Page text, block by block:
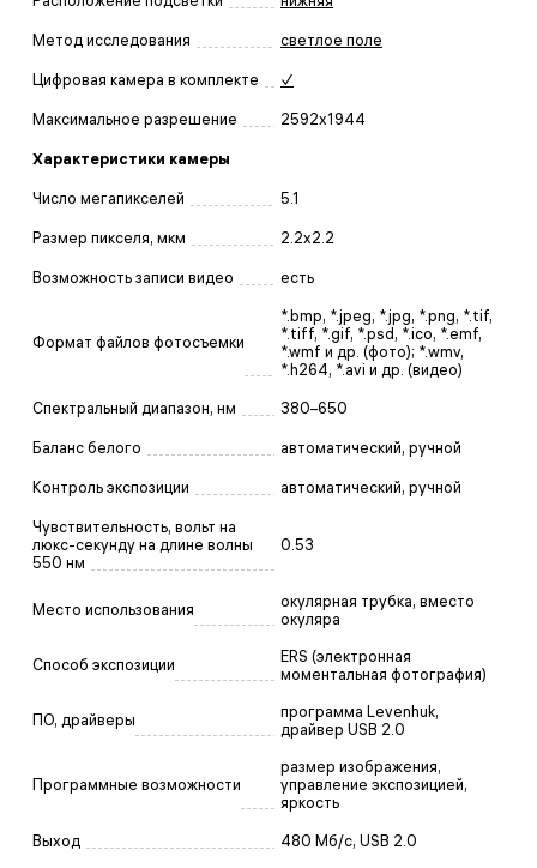
Метод исследования светлое поле
Цифровая камера в комплекте ✓
Максимальное разрешение 2592x1944
Характеристики камеры
Число мегапикселей 5.1
Размер пикселя, мкм 2.2x2.2
Возможность записи видео есть
Формат файлов фотосъемки
*.bmp, *.jpeg, *.jpg, *.png, *.tif,
*.tiff, *.gif, *.psd, *.ico, *.emf,
*.wmf и др. (фото); *.wmv,
*.h264, *.avi и др. (видео)
Спектральный диапазон, нм 380–650
Баланс белого автоматический, ручной
Контроль экспозиции автоматический, ручной
Чувствительность, вольт на
люкc-секунду на длине волны
550 нм
0.53
Место использования
окулярная трубка, вместо
окуляра
Способ экспозиции
ERS (электронная
моментальная фотография)
ПО, драйверы
программа Levenhuk,
драйвер USB 2.0
Программные возможности
размер изображения,
управление экспозицией,
яркость
Выход 480 Мб/с, USB 2.0